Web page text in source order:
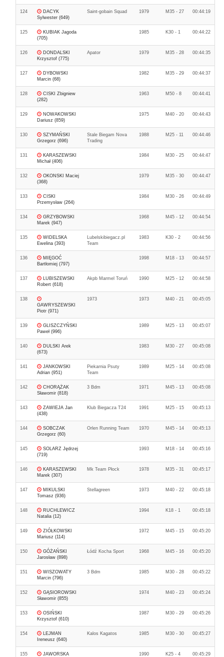
124
DACYK
Sylwester (649)
Saint-gobain Squad 1979 M35 - 27 00:44:19
125
KUBIAK Jagoda
(705)
1985 K30 - 1 00:44:22
126
DONDALSKI
Krzysztof (775)
Apator 1979 M35 - 28 00:44:35
127
DYBOWSKI
Marcin (68)
1982 M35 - 29 00:44:37
128
CISKI Zbigniew
(282)
1963 M50 - 8 00:44:41
129
NOWAKOWSKI
Dariusz (859)
1975 M40 - 20 00:44:43
130
SZYMAŃSKI
Grzegorz (696)
Stale Biegam Nova
Trading
1988 M25 - 11 00:44:46
131
KARASZEWSKI
Michał (406)
1984 M30 - 25 00:44:47
132
OKONSKI Maciej
(368)
1979 M35 - 30 00:44:47
133
CISKI
Przemysław (264)
1984 M30 - 26 00:44:49
134
GRZYBOWSKI
Marek (947)
1968 M45 - 12 00:44:54
135
WIDELSKA
Ewelina (393)
Lubelskibiegacz.pl
Team
1983 K30 - 2 00:44:56
136
MIĘGOĆ
Bartłomiej (797)
1998 M18 - 13 00:44:57
137
LUBISZEWSKI
Robert (618)
Akpb Marmel Toruń 1990 M25 - 12 00:44:58
138
GAWRYSZEWSKI
Piotr (971)
1973 1973 M40 - 21 00:45:05
139
GLISZCZYŃSKI
Paweł (996)
1989 M25 - 13 00:45:07
140
DULSKI Arek
(673)
1983 M30 - 27 00:45:08
141
JANKOWSKI
Adrian (951)
Piekarnia Psuty
Team
1989 M25 - 14 00:45:08
142
CHORĄŻAK
Sławomir (818)
3 Bdm 1971 M45 - 13 00:45:08
143
ZAWIEJA Jan
(438)
Klub Biegacza T24 1991 M25 - 15 00:45:13
144
SOBCZAK
Grzegorz (60)
Orlen Running Team 1970 M45 - 14 00:45:13
145
SOLARZ Jędrzej
(719)
1993 M18 - 14 00:45:16
146
KARASZEWSKI
Marek (307)
Mk Team Płock 1978 M35 - 31 00:45:17
147
MIKULSKI
Tomasz (936)
Stellagreen 1973 M40 - 22 00:45:18
148
RUCHLEWICZ
Natalia (12)
1994 K18 - 1 00:45:18
149
ZIÓŁKOWSKI
Mariusz (114)
1972 M45 - 15 00:45:20
150
GÓŻAŃSKI
Jarosław (898)
Łódź Kocha Sport 1968 M45 - 16 00:45:20
151
WISZOWATY
Marcin (796)
3 Bdm 1985 M30 - 28 00:45:22
152
GĄSIOROWSKI
Sławomir (855)
1974 M40 - 23 00:45:24
153
OSIŃSKI
Krzysztof (610)
1987 M30 - 29 00:45:26
154
LEJMAN
Ireneusz (640)
Kalos Kagatos 1985 M30 - 30 00:45:27
155 JAWORSKA 1990 K25 - 4 00:45:29